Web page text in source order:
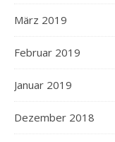
März 2019
Februar 2019
Januar 2019
Dezember 2018